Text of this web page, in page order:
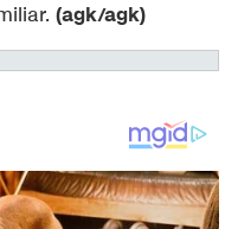
(agk/agk)